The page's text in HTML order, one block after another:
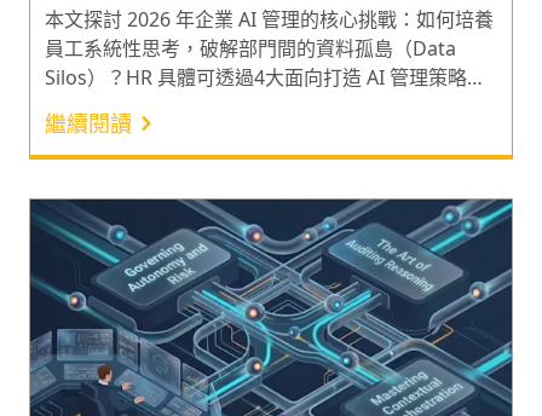
本文探討 2026 年企業 AI 管理的核心挑戰：如何培養
員工系統性思考，破解部門間的資料孤島（Data
Silos）？HR 具體可透過4大面向打造 AI 管理策略：
（1）培養員工成為能串聯資料的「情境管理者」、
(2)由領導層清晰描繪並打通業務流程、(3)在底層架構
建立統一的「數據骨幹（Data Backbone）」、(4)消
除部門孤島，推動 HR 與 IT 的深度整合，讓 AI 代理
（Agents）真正發揮跨系統的協作價值。
繼續閱讀